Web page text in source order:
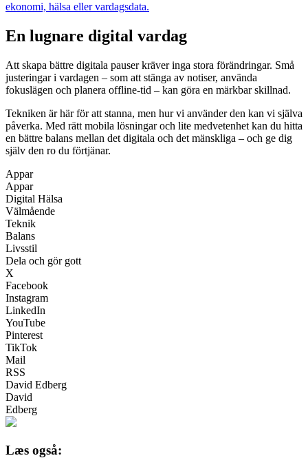
ekonomi, hälsa eller vardagsdata.
En lugnare digital vardag
Att skapa bättre digitala pauser kräver inga stora förändringar. Små
justeringar i vardagen – som att stänga av notiser, använda
fokuslägen och planera offline-tid – kan göra en märkbar skillnad.
Tekniken är här för att stanna, men hur vi använder den kan vi själva
påverka. Med rätt mobila lösningar och lite medvetenhet kan du hitta
en bättre balans mellan det digitala och det mänskliga – och ge dig
själv den ro du förtjänar.
Appar
Appar
Digital Hälsa
Välmående
Teknik
Balans
Livsstil
Dela och gör gott
X
Facebook
Instagram
LinkedIn
YouTube
Pinterest
TikTok
Mail
RSS
David Edberg
David
Edberg
Læs også: